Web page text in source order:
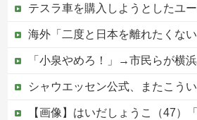
テスラ車を購入しようとしたユーザー、現車を処分して代金を支払い
海外「二度と日本を離れたくない」 熊本で震度7を体験したド
「小泉やめろ！」→市民らが横浜駅前で
シャウエッセン公式、またこうい
【画像】はいだしょうこ（47）「こん